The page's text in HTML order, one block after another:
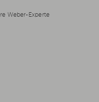
Weber-Experte